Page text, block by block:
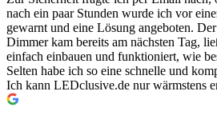
nach ein paar Stunden wurde ich vor
gewarnt und eine Lösung angeboten.
Dimmer kam bereits am nächsten Tag,
einfach einbauen und funktioniert, wie
Selten habe ich so eine schnelle und
Ich kann LEDclusive.de nur wärmstens